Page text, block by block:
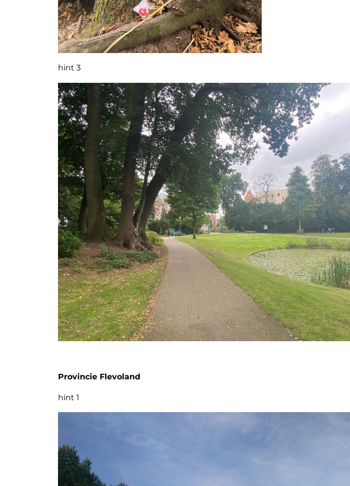
hint 3
Provincie Flevoland
hint 1